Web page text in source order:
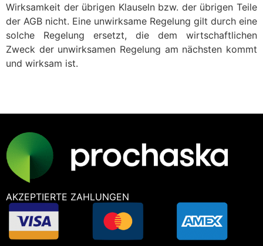
Wirksamkeit der übrigen Klauseln bzw. der übrigen Teile
der AGB nicht. Eine unwirksame Regelung gilt durch eine
solche Regelung ersetzt, die dem wirtschaftlichen
Zweck der unwirksamen Regelung am nächsten kommt
und wirksam ist.
AKZEPTIERTE ZAHLUNGEN